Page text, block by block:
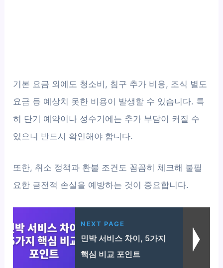
기본 요금 외에도 청소비, 침구 추가 비용, 조식 별도
요금 등 예상치 못한 비용이 발생할 수 있습니다. 특
히 단기 예약이나 성수기에는 추가 부담이 커질 수
있으니 반드시 확인해야 합니다.
또한, 취소 정책과 환불 조건도 꼼꼼히 체크해 불필
요한 금전적 손실을 예방하는 것이 중요합니다.
NEXT PAGE
민박 서비스 차이, 5가지
핵심 비교 포인트